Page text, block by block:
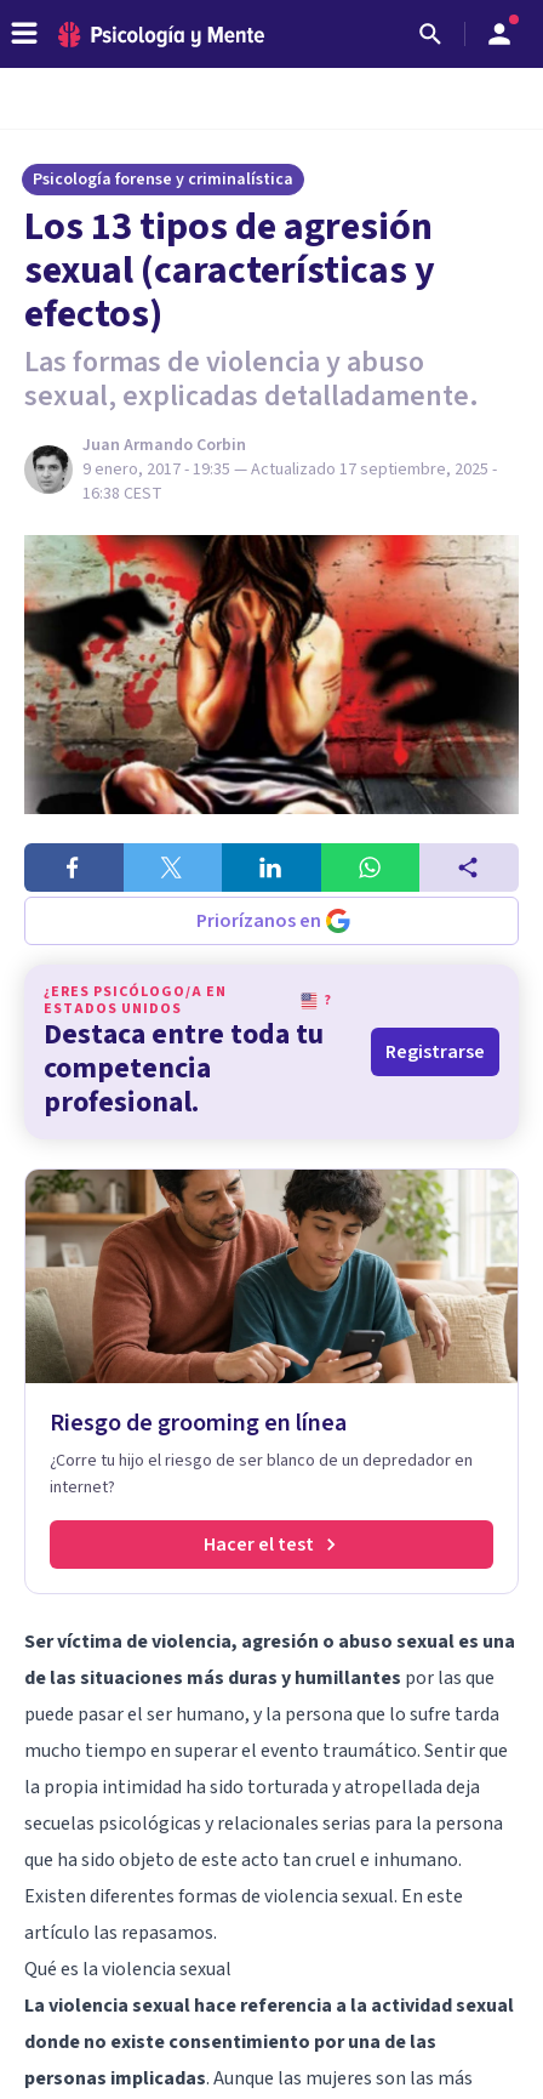
Psicología forense y criminalística
​Los 13 tipos de agresión
sexual (características y
efectos)
Las formas de violencia y abuso
sexual, explicadas detalladamente.
Juan Armando Corbin
9 enero, 2017 - 19:35 — Actualizado 17 septiembre, 2025 -
16:38 CEST
Priorízanos en
¿ERES PSICÓLOGO/A EN
ESTADOS UNIDOS
?
Destaca entre toda tu
competencia
profesional.
Registrarse
Riesgo de grooming en línea
¿Corre tu hijo el riesgo de ser blanco de un depredador en
internet?
Hacer el test
Ser víctima de violencia, agresión o abuso sexual es una
de las situaciones más duras y humillantes por las que
puede pasar el ser humano, y la persona que lo sufre tarda
mucho tiempo en superar el evento traumático. Sentir que
la propia intimidad ha sido torturada y atropellada deja
secuelas psicológicas y relacionales serias para la persona
que ha sido objeto de este acto tan cruel e inhumano.
Existen diferentes formas de violencia sexual. En este
artículo las repasamos.
Qué es la violencia sexual
La violencia sexual hace referencia a la actividad sexual
donde no existe consentimiento por una de las
personas implicadas. Aunque las mujeres son las más